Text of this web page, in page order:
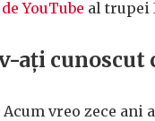
YouTube al trupei
ați cunoscut
Acum vreo zece ani